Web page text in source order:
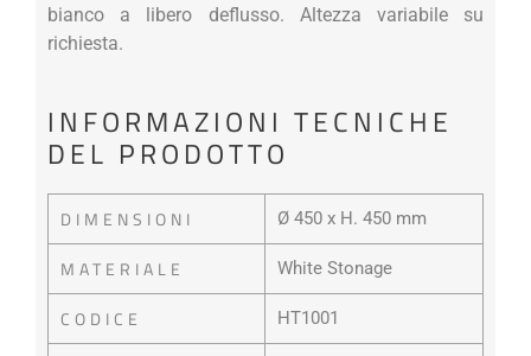
bianco a libero deflusso. Altezza variabile su
richiesta.
INFORMAZIONI TECNICHE
DEL PRODOTTO
DIMENSIONI Ø 450 x H. 450 mm
MATERIALE White Stonage
CODICE HT1001